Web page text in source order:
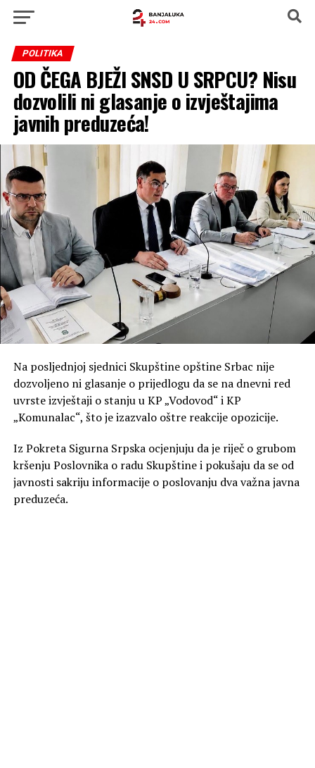
POLITIKA
OD ČEGA BJEŽI SNSD U SRPCU? Nisu
dozvolili ni glasanje o izvještajima
javnih preduzeća!
Na posljednjoj sjednici Skupštine opštine Srbac nije
dozvoljeno ni glasanje o prijedlogu da se na dnevni red
uvrste izvještaji o stanju u KP „Vodovod“ i KP
„Komunalac“, što je izazvalo oštre reakcije opozicije.
Iz Pokreta Sigurna Srpska ocjenjuju da je riječ o grubom
kršenju Poslovnika o radu Skupštine i pokušaju da se od
javnosti sakriju informacije o poslovanju dva važna javna
preduzeća.